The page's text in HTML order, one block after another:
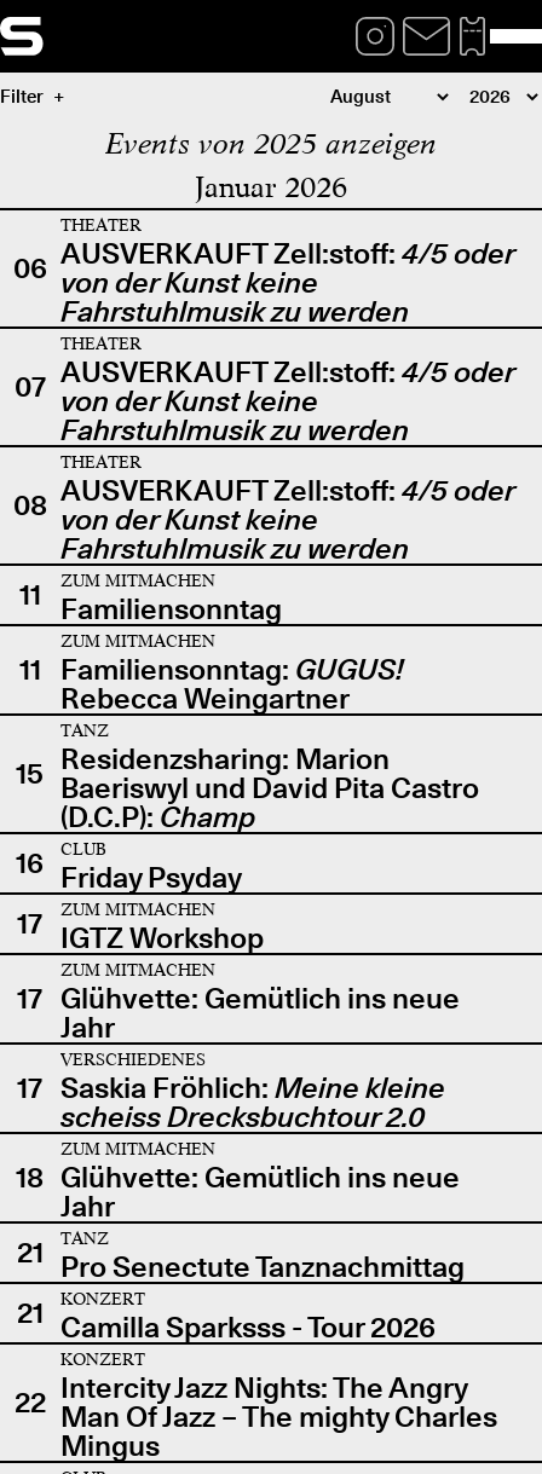
Filter
Events von 2025 anzeigen
Januar 2026
06
THEATER
AUSVERKAUFT Zell:stoff: 4/5 oder
von der Kunst keine
Fahrstuhlmusik zu werden
07
THEATER
AUSVERKAUFT Zell:stoff: 4/5 oder
von der Kunst keine
Fahrstuhlmusik zu werden
08
THEATER
AUSVERKAUFT Zell:stoff: 4/5 oder
von der Kunst keine
Fahrstuhlmusik zu werden
11
ZUM MITMACHEN
Familiensonntag
11
ZUM MITMACHEN
Familiensonntag: GUGUS!
Rebecca Weingartner
15
TANZ
Residenzsharing: Marion
Baeriswyl und David Pita Castro
(D.C.P): Champ
16
CLUB
Friday Psyday
17
ZUM MITMACHEN
IGTZ Workshop
17
ZUM MITMACHEN
Glühvette: Gemütlich ins neue
Jahr
17
VERSCHIEDENES
Saskia Fröhlich: Meine kleine
scheiss Drecksbuchtour 2.0
18
ZUM MITMACHEN
Glühvette: Gemütlich ins neue
Jahr
21
TANZ
Pro Senectute Tanznachmittag
21
KONZERT
Camilla Sparksss - Tour 2026
22
KONZERT
Intercity Jazz Nights: The Angry
Man Of Jazz – The mighty Charles
Mingus